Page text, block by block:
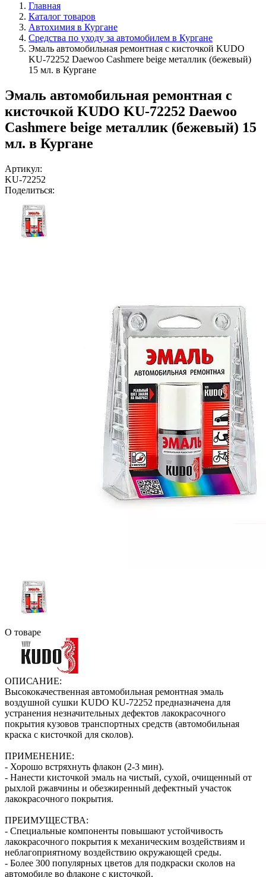
Главная
Каталог товаров
Автохимия в Кургане
Средства по уходу за автомобилем в Кургане
Эмаль автомобильная ремонтная с кисточкой KUDO
KU-72252 Daewoo Cashmere beige металлик (бежевый)
15 мл. в Кургане
Эмаль автомобильная ремонтная с
кисточкой KUDO KU-72252 Daewoo
Cashmere beige металлик (бежевый) 15
мл. в Кургане
Артикул:
KU-72252
Поделиться:
О товаре
ОПИСАНИЕ:
Высококачественная автомобильная ремонтная эмаль
воздушной сушки KUDO KU-72252 предназначена для
устранения незначительных дефектов лакокрасочного
покрытия кузовов транспортных средств (автомобильная
краска с кисточкой для сколов).
ПРИМЕНЕНИЕ:
- Хорошо встряхнуть флакон (2‑3 мин).
- Нанести кисточкой эмаль на чистый, сухой, очищенный от
рыхлой ржавчины и обезжиренный дефектный участок
лакокрасочного покрытия.
ПРЕИМУЩЕСТВА:
- Специальные компоненты повышают устойчивость
лакокрасочного покрытия к механическим воздействиям и
неблагоприятному воздействию окружающей среды.
- Более 300 популярных цветов для подкраски сколов на
автомобиле во флаконе с кисточкой.